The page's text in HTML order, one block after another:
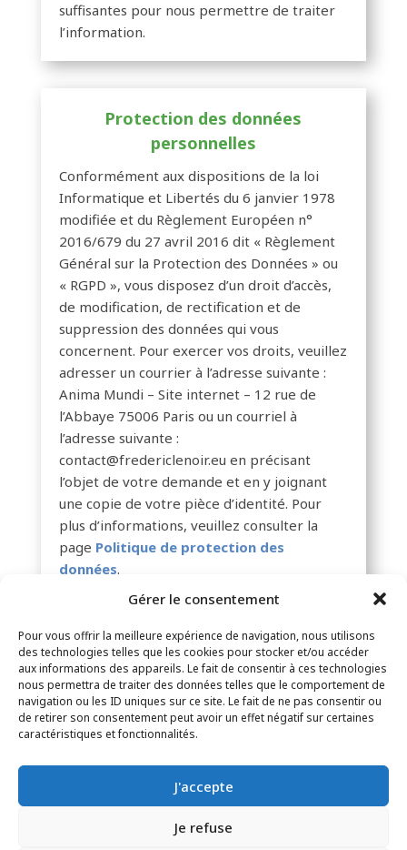
Gérer le consentement
Pour vous offrir la meilleure expérience de navigation, nous utilisons
des technologies telles que les cookies pour stocker et/ou accéder
aux informations des appareils. Le fait de consentir à ces technologies
nous permettra de traiter des données telles que le comportement de
navigation ou les ID uniques sur ce site. Le fait de ne pas consentir ou
de retirer son consentement peut avoir un effet négatif sur certaines
caractéristiques et fonctionnalités.
J'accepte
Je refuse
suffisantes pour nous permettre de traiter
l’information.
Protection des données
personnelles
Conformément aux dispositions de la loi
Informatique et Libertés du 6 janvier 1978
modifiée et du Règlement Européen n°
2016/679 du 27 avril 2016 dit « Règlement
Général sur la Protection des Données » ou
« RGPD », vous disposez d’un droit d’accès,
de modification, de rectification et de
suppression des données qui vous
concernent. Pour exercer vos droits, veuillez
adresser un courrier à l’adresse suivante :
Anima Mundi – Site internet – 12 rue de
l’Abbaye 75006 Paris ou un courriel à
l’adresse suivante :
contact@fredericlenoir.eu en précisant
l’objet de votre demande et en y joignant
une copie de votre pièce d’identité. Pour
plus d’informations, veuillez consulter la
page Politique de protection des
données.
CONTACT–MENTIONS LÉGALES